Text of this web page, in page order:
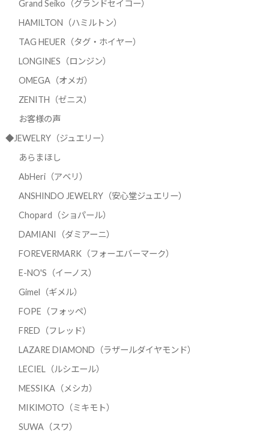
Grand Seiko（グランドセイコー）
HAMILTON（ハミルトン）
TAG HEUER（タグ・ホイヤー）
LONGINES（ロンジン）
OMEGA（オメガ）
ZENITH（ゼニス）
お客様の声
◆JEWELRY（ジュエリー）
あらまほし
AbHeri（アベリ）
ANSHINDO JEWELRY（安心堂ジュエリー）
Chopard（ショパール）
DAMIANI（ダミアーニ）
FOREVERMARK（フォーエバーマーク）
E-NO'S（イーノス）
Gimel（ギメル）
FOPE（フォッペ）
FRED（フレッド）
LAZARE DIAMOND（ラザールダイヤモンド）
LECIEL（ルシエール）
MESSIKA（メシカ）
MIKIMOTO（ミキモト）
SUWA（スワ）